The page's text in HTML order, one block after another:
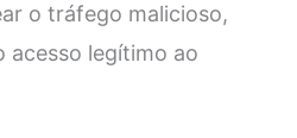
o tráfego malicioso,
acesso legítimo ao